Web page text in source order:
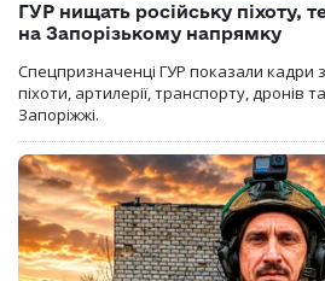
ГУР нищать російську піхоту,
на Запорізькому напрямку
Спецпризначенці ГУР показали кадри
піхоти, артилерії, транспорту, дронів
Запоріжжі.